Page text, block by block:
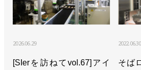
2026.06.29
[SIerを訪ねてvol.67]アイ
2022.06.30
そば